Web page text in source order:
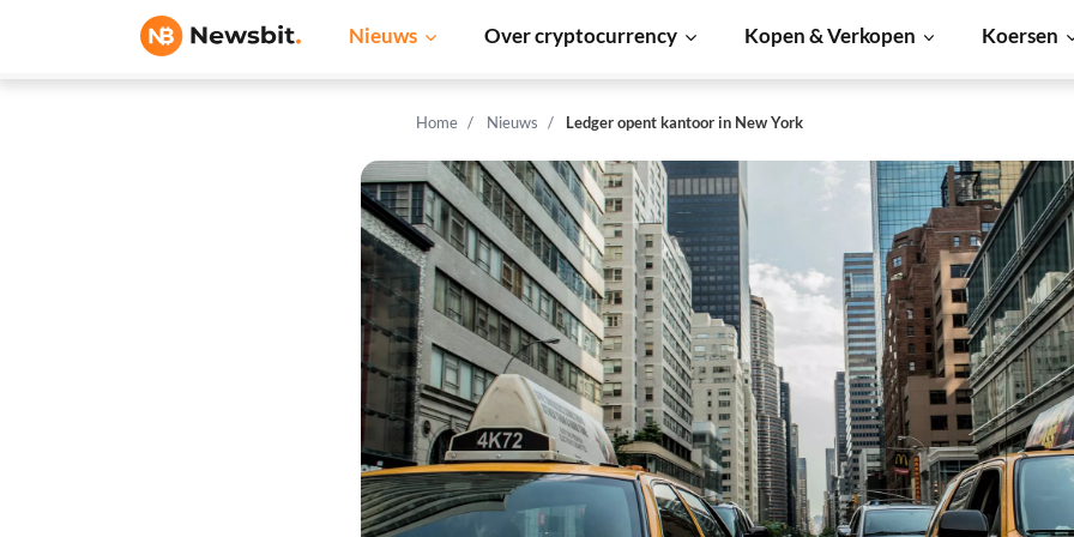
Nieuws Over cryptocurrency Kopen & Verkopen Koersen
Home Nieuws Ledger opent kantoor in New York